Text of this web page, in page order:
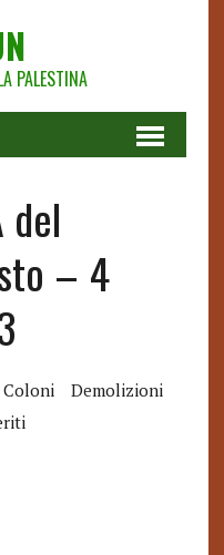
PALESTINA
del
– 4
Demolizioni